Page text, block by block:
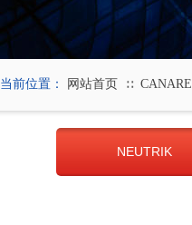
当前位置： 网站首页 ∷ CANARE
NEUTRIK